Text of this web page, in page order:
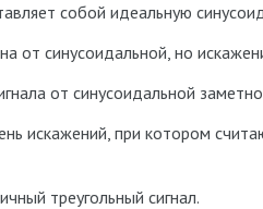
собой идеальную
от синусоидальной, но
от синусоидальной
искажений, при котором
треугольный сигнал.